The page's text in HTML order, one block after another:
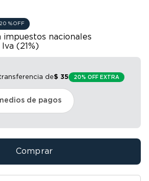
20 % OFF
impuestos nacionales
Iva (21%)
de$ 35 20% OFF EXTRA
de pagos
Comprar